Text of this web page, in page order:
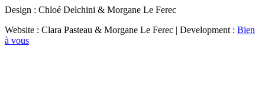
Design : Chloé Delchini & Morgane Le Ferec
Website : Clara Pasteau & Morgane Le Ferec | Development : Bien
à vous